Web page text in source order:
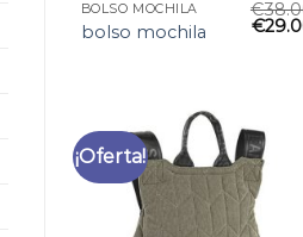
BOLSO MOCHILA
bolso mochila
€
€
¡Oferta!